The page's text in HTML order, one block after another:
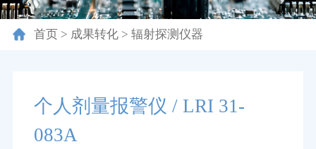
首页> 成果转化> 辐射探测仪器
个人剂量报警仪 / LRI 31-
083A